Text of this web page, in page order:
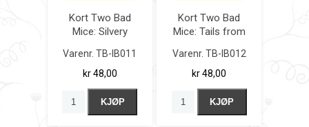
Kort Two Bad
Mice: Silvery
Varenr. TB-IB011
kr 48,00
KJØP
Kort Two Bad
Mice: Tails from
Varenr. TB-IB012
kr 48,00
KJØP